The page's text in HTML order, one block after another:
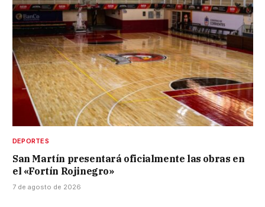
DEPORTES
San Martín presentará oficialmente las obras en
el «Fortín Rojinegro»
7 de agosto de 2026